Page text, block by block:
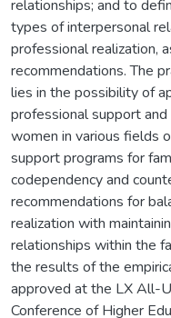
relationships; and to
types of interpersonal
professional realization,
recommendations. The
lies in the possibility of
professional support
women in various fields
support programs for
codependency and
recommendations for
realization with
relationships within the
the results of the
approved at the LX All-
Conference of Higher